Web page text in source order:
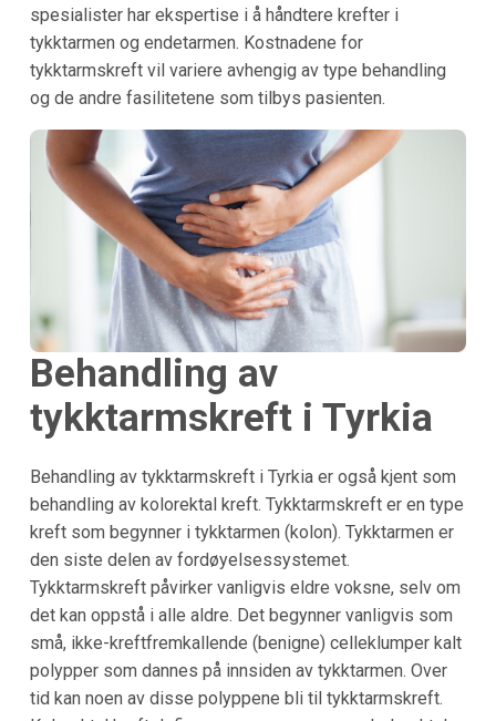
spesialister har ekspertise i å håndtere krefter i
tykktarmen og endetarmen. Kostnadene for
tykktarmskreft vil variere avhengig av type behandling
og de andre fasilitetene som tilbys pasienten.
Behandling av
tykktarmskreft i Tyrkia
Behandling av tykktarmskreft i Tyrkia er også kjent som
behandling av kolorektal kreft. Tykktarmskreft er en type
kreft som begynner i tykktarmen (kolon). Tykktarmen er
den siste delen av fordøyelsessystemet.
Tykktarmskreft påvirker vanligvis eldre voksne, selv om
det kan oppstå i alle aldre. Det begynner vanligvis som
små, ikke-kreftfremkallende (benigne) celleklumper kalt
polypper som dannes på innsiden av tykktarmen. Over
tid kan noen av disse polyppene bli til tykktarmskreft.